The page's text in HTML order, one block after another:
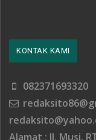
KONTAK KAMI
082371693320
Alamat : Jl. Musi,